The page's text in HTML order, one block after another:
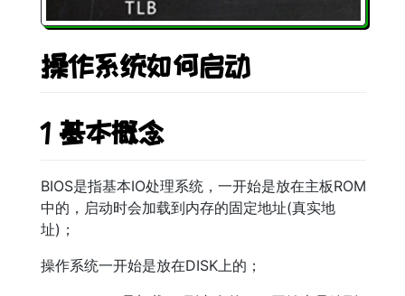
操作系统如何启动
1 基本概念
BIOS是指基本IO处理系统，一开始是放在主板ROM
中的，启动时会加载到内存的固定地址(真实地
址)；
操作系统一开始是放在DISK上的；